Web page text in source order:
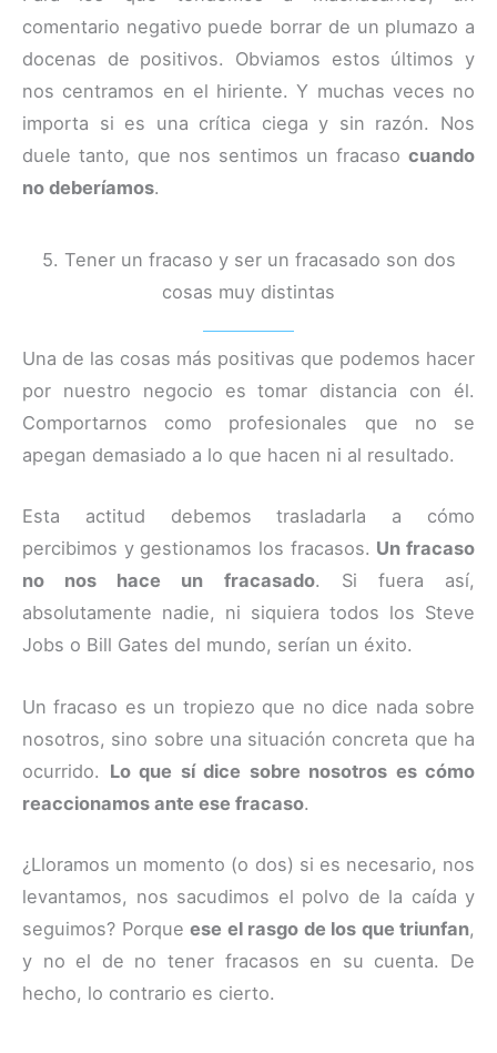
comentario negativo puede borrar de un plumazo a
docenas de positivos. Obviamos estos últimos y
nos centramos en el hiriente. Y muchas veces no
importa si es una crítica ciega y sin razón. Nos
duele tanto, que nos sentimos un fracaso cuando
no deberíamos.
5. Tener un fracaso y ser un fracasado son dos
cosas muy distintas
Una de las cosas más positivas que podemos hacer
por nuestro negocio es tomar distancia con él.
Comportarnos como profesionales que no se
apegan demasiado a lo que hacen ni al resultado.
Esta actitud debemos trasladarla a cómo
percibimos y gestionamos los fracasos. Un fracaso
no nos hace un fracasado. Si fuera así,
absolutamente nadie, ni siquiera todos los Steve
Jobs o Bill Gates del mundo, serían un éxito.
Un fracaso es un tropiezo que no dice nada sobre
nosotros, sino sobre una situación concreta que ha
ocurrido. Lo que sí dice sobre nosotros es cómo
reaccionamos ante ese fracaso.
¿Lloramos un momento (o dos) si es necesario, nos
levantamos, nos sacudimos el polvo de la caída y
seguimos? Porque ese el rasgo de los que triunfan,
y no el de no tener fracasos en su cuenta. De
hecho, lo contrario es cierto.